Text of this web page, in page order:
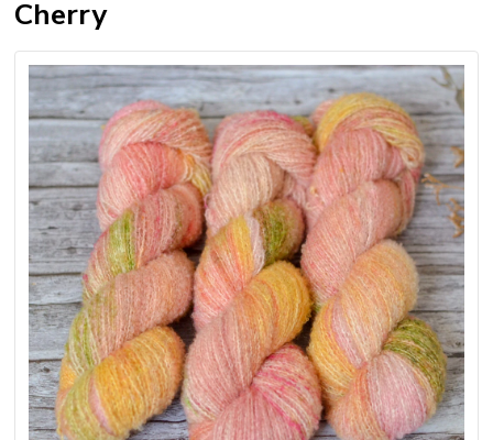
Cherry